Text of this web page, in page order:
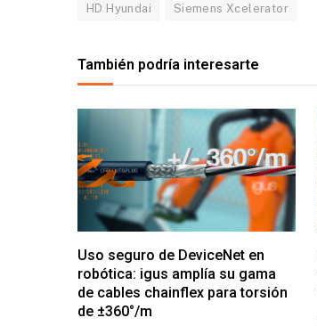
HD Hyundai Siemens Xcelerator
También podría interesarte
Uso seguro de DeviceNet en
robótica: igus amplía su gama
de cables chainflex para torsión
de ±360°/m